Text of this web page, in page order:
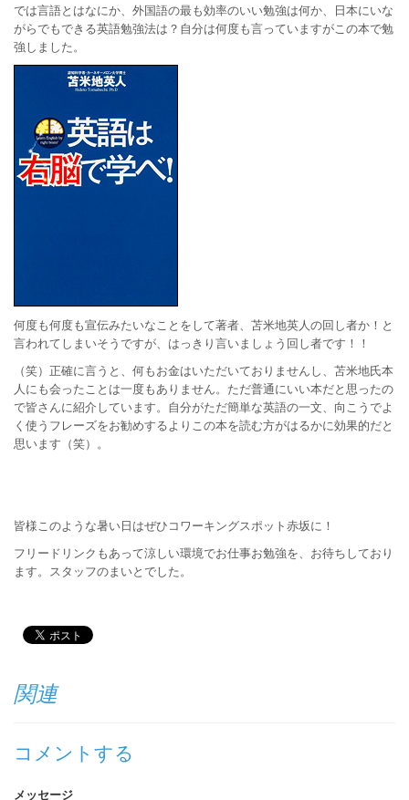
では言語とはなにか、外国語の最も効率のいい勉強は何か、日本にいな
がらでもできる英語勉強法は？自分は何度も言っていますがこの本で勉
強しました。
何度も何度も宣伝みたいなことをして著者、苫米地英人の回し者か！と
言われてしまいそうですが、はっきり言いましょう回し者です！！
（笑）正確に言うと、何もお金はいただいておりませんし、苫米地氏本
人にも会ったことは一度もありません。ただ普通にいい本だと思ったの
で皆さんに紹介しています。自分がただ簡単な英語の一文、向こうでよ
く使うフレーズをお勧めするよりこの本を読む方がはるかに効果的だと
思います（笑）。
皆様このような暑い日はぜひコワーキングスポット赤坂に！
フリードリンクもあって涼しい環境でお仕事お勉強を、お待ちしており
ます。スタッフのまいとでした。
関連
コメントする
メッセージ